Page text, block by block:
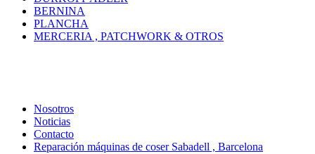
BERNINA
PLANCHA
MERCERIA , PATCHWORK & OTROS
Nosotros
Noticias
Contacto
Reparación máquinas de coser Sabadell , Barcelona